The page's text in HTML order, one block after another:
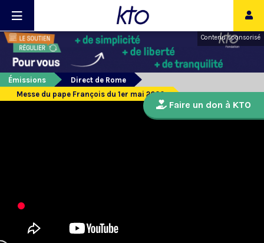
Contenu sponsorisé
Émissions
Direct de Rome
Messe du pape François du 1er mai 2020
Faire un don à KTO